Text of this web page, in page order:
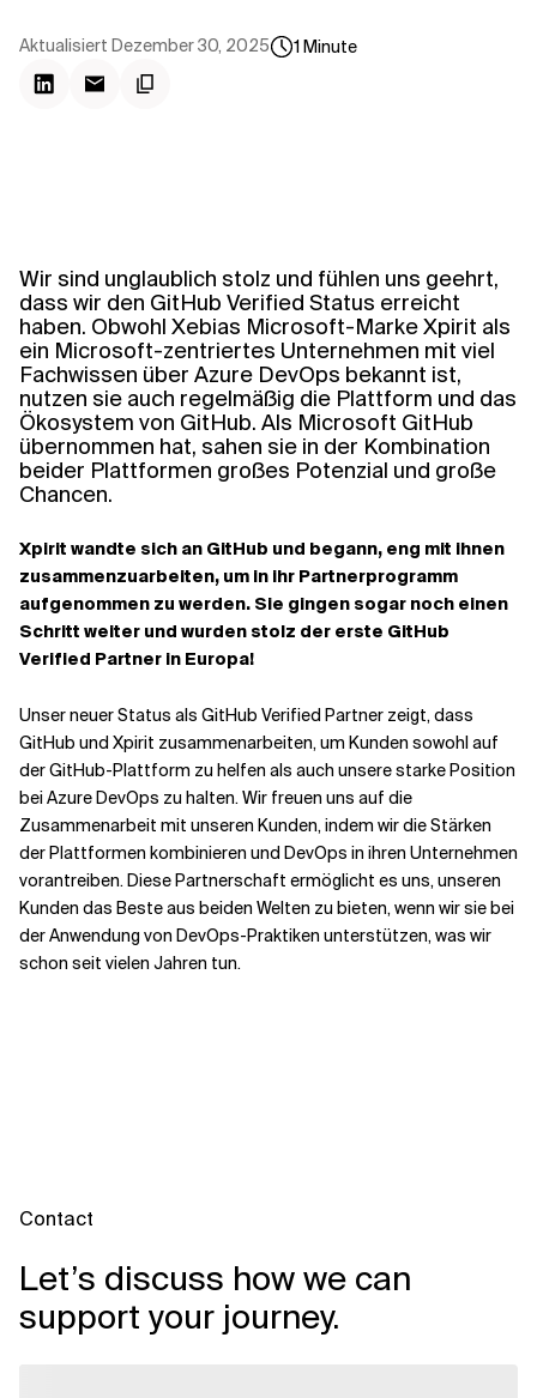
Verwandte Themen
Aktualisiert Dezember 30, 2025 1Minute
Wir sind unglaublich stolz und fühlen uns geehrt,
dass wir den GitHub Verified Status erreicht
haben. Obwohl Xebias Microsoft-Marke Xpirit als
ein Microsoft-zentriertes Unternehmen mit viel
Fachwissen über Azure DevOps bekannt ist,
nutzen sie auch regelmäßig die Plattform und das
Ökosystem von GitHub. Als Microsoft GitHub
übernommen hat, sahen sie in der Kombination
beider Plattformen großes Potenzial und große
Chancen.
Xpirit wandte sich an GitHub und begann, eng mit ihnen
zusammenzuarbeiten, um in ihr Partnerprogramm
aufgenommen zu werden. Sie gingen sogar noch einen
Schritt weiter und wurden stolz der erste GitHub
Verified Partner in Europa!
Unser neuer Status als GitHub Verified Partner zeigt, dass
GitHub und Xpirit zusammenarbeiten, um Kunden sowohl auf
der GitHub-Plattform zu helfen als auch unsere starke Position
bei Azure DevOps zu halten. Wir freuen uns auf die
Zusammenarbeit mit unseren Kunden, indem wir die Stärken
der Plattformen kombinieren und DevOps in ihren Unternehmen
vorantreiben. Diese Partnerschaft ermöglicht es uns, unseren
Kunden das Beste aus beiden Welten zu bieten, wenn wir sie bei
der Anwendung von DevOps-Praktiken unterstützen, was wir
schon seit vielen Jahren tun.
Contact
Let’s discuss how we can
support your journey.